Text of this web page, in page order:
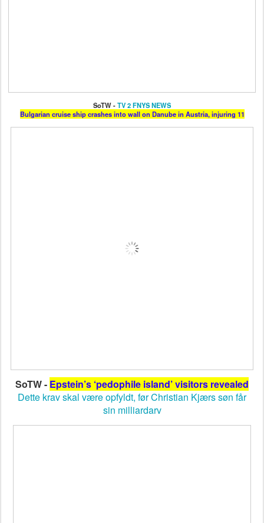
SoTW -TV 2 FNYS NEWS
Bulgarian cruise ship crashes into wall on Danube in Austria, injuring 11
SoTW - Epstein’s ‘pedophile island’ visitors revealed
Dette krav skal være opfyldt, før Christian Kjærs søn får
sin milliardarv